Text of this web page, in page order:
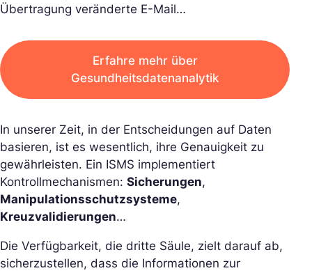
Übertragung veränderte E-Mail…
Erfahre mehr über
Gesundheitsdatenanalytik
In unserer Zeit, in der Entscheidungen auf Daten
basieren, ist es wesentlich, ihre Genauigkeit zu
gewährleisten. Ein ISMS implementiert
Kontrollmechanismen: Sicherungen,
Manipulationsschutzsysteme,
Kreuzvalidierungen…
Die Verfügbarkeit, die dritte Säule, zielt darauf ab,
sicherzustellen, dass die Informationen zur